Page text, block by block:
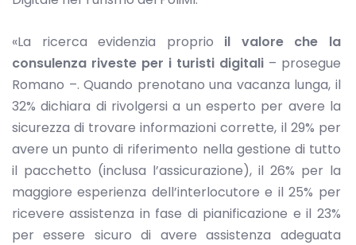
«La ricerca evidenzia proprio il valore che la
consulenza riveste per i turisti digitali– prosegue
Romano –. Quando prenotano una vacanza lunga, il
32% dichiara di rivolgersi a un esperto per avere la
sicurezza di trovare informazioni corrette, il 29% per
avere un punto di riferimento nella gestione di tutto
il pacchetto (inclusa l’assicurazione), il 26% per la
maggiore esperienza dell’interlocutore e il 25% per
ricevere assistenza in fase di pianificazione e il 23%
per essere sicuro di avere assistenza adeguata